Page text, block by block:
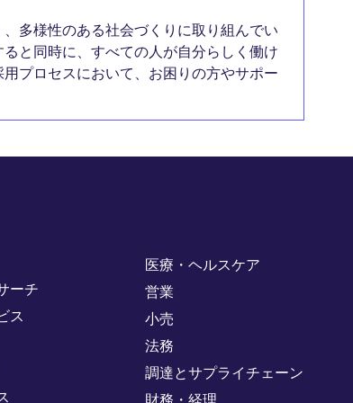
多様性のある社会づくりに取り組んでい
と同時に、すべての人が自分らしく働け
プロセスにおいて、お困りの方やサポー
ーチ
ス
医療・ヘルスケア
営業
小売
法務
調達とサプライチェーン
財務・経理